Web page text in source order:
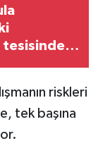
riskleri
tek başına